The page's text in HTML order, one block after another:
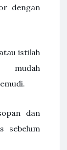
dengan
istilah
dan
sebelum